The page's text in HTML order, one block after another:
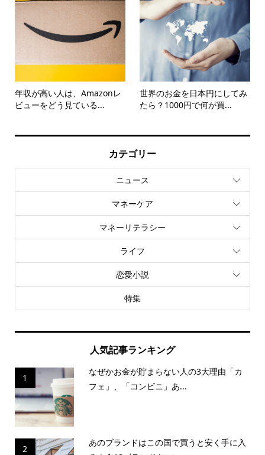
年収が高い人は、Amazonレ
ビューをどう見ている...
世界のお金を日本円にしてみ
たら？1000円で何が買...
カテゴリー
ニュース
マネーケア
マネーリテラシー
ライフ
恋愛小説
特集
人気記事ランキング
1
なぜかお金が貯まらない人の3大理由「カ
フェ」、「コンビニ」あ...
2
あのブランドはこの国で買うと安く手に入